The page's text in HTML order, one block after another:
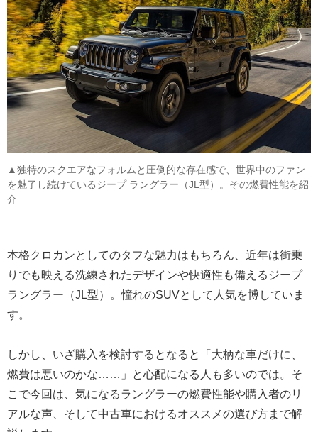
▲独特のスクエアなフォルムと圧倒的な存在感で、世界中のファン
を魅了し続けているジープ ラングラー（JL型）。その燃費性能を紹
介
本格クロカンとしてのタフな魅力はもちろん、近年は街乗
りでも映える洗練されたデザインや快適性も備えるジープ
ラングラー（JL型）。憧れのSUVとして人気を博していま
す。
しかし、いざ購入を検討するとなると「大柄な車だけに、
燃費は悪いのかな……」と心配になる人も多いのでは。そ
こで今回は、気になるラングラーの燃費性能や購入者のリ
アルな声、そして中古車におけるオススメの選び方まで解